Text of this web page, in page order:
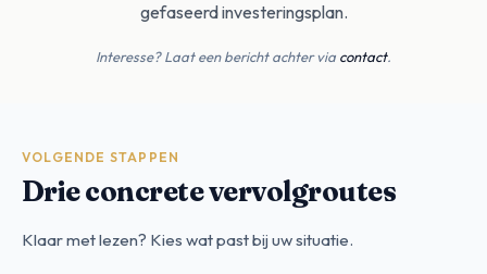
gefaseerd investeringsplan.
Interesse? Laat een bericht achter via contact.
VOLGENDE STAPPEN
Drie concrete vervolgroutes
Klaar met lezen? Kies wat past bij uw situatie.